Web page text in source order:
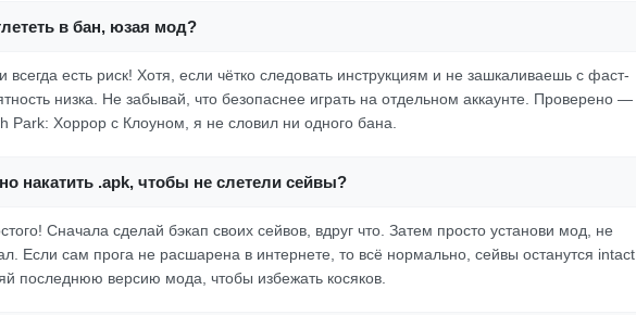
в бан, юзая мод?
всегда есть риск! Хотя, если чётко следовать инструкциям и не зашкаливаешь с фаст-
низка. Не забывай, что безопаснее играть на отдельном аккаунте. Проверено —
Park: Хоррор с Клоуном, я не словил ни одного бана.
накатить .apk, чтобы не слетели сейвы?
Сначала сделай бэкап своих сейвов, вдруг что. Затем просто установи мод, не
Если сам прога не расшарена в интернете, то всё нормально, сейвы останутся intact.
последнюю версию мода, чтобы избежать косяков.